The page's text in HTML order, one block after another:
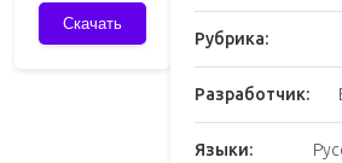
Скачать
Рубрика:
Разработчик:
Языки: